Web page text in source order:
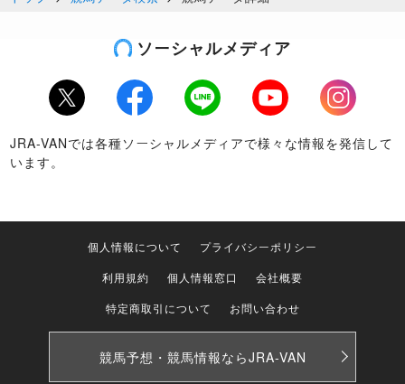
ソーシャルメディア
Twitter Facebook LINE Youtube
Instagram
JRA-VANでは各種ソーシャルメディアで様々な情報を発信して
います。
個人情報について
プライバシーポリシー
利用規約
個人情報窓口
会社概要
特定商取引について
お問い合わせ
競馬予想・競馬情報ならJRA-VAN